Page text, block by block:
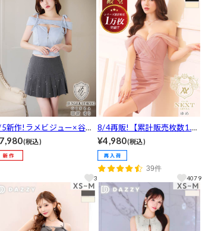
新作!ラメビジュー×谷間
プ♪オフショルとプリー
華奢魅せ叶うあざと肌魅
ラインミニ丈セットアッ
(税込)
3
8/4再販!【累計販売枚数1.3
万枚突破！】フロントクロス
チュールオフショルタイトミ
ニドレス[XS~LL/5サイズ展
開]
¥4,980(税込)
39件
4079